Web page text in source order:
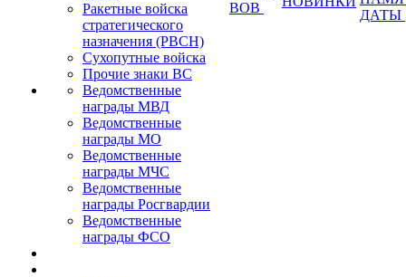
Ракетные войска
стратегического
назначения (РВСН)
Сухопутные войска
Прочие знаки ВС
Ведомственные
награды МВД
Ведомственные
награды МО
Ведомственные
награды МЧС
Ведомственные
награды Росгвардии
Ведомственные
награды ФСО
ВОВ
ДАТЫ